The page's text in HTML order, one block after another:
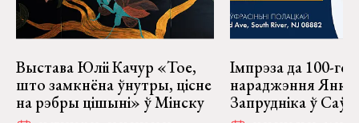
Выстава Юліі Качур «Тое,
што замкнёна ўнутры, цісне
на рэбры цішыні» ў Мінску
Імпрэза да 100-
нараджэння Янкі
Запрудніка ў